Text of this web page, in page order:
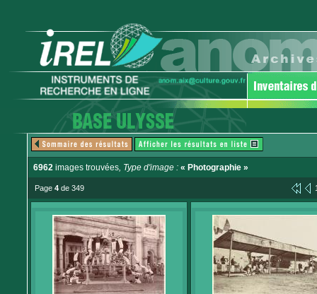
6962 images trouvées, Type d'image : « Photographie »
Page 4 de 349